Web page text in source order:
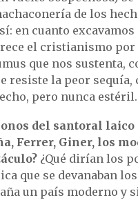
de los
en cuanto excavamos
el cristianismo por
que nos sustenta,
resiste la peor sequía,
pero nunca estéril.
del santoral laico
Ferrer, Giner, los
¿Qué dirían los
que se devanaban
un país moderno y